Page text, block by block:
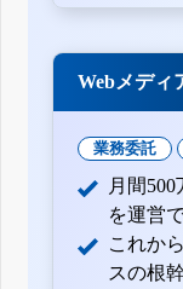
Webメディ
業務委託
月間
を運営
これか
スの根